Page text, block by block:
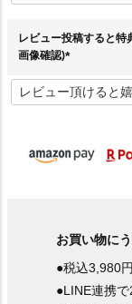
須
レビュー投稿すると
画像確認)
必
須
お買い物に
●税込3,980
●LINE連携